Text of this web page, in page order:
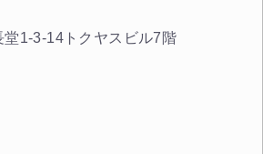
堂1-3-14トクヤスビル7階